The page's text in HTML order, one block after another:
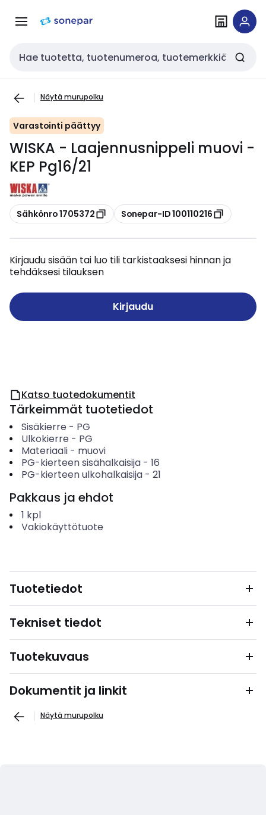
navigointiinsisältöön
Haku
Näytä murupolku
Varastointi päättyy
WISKA - Laajennusnippeli muovi -
KEP Pg16/21
Kopioi
Sähkönro 1705372 Kopioi
Sonepar-ID 100110216
Kirjaudu sisään tai luo tili tarkistaaksesi hinnan ja
tehdäksesi tilauksen
Kirjaudu
Katso tuotedokumentit
Tärkeimmät tuotetiedot
Sisäkierre - PG
Ulkokierre - PG
Materiaali- muovi
PG-kierteen sisähalkaisija- 16
PG-kierteen ulkohalkaisija- 21
Pakkaus ja ehdot
1 kpl
Vakiokäyttötuote
Tuotetiedot
Tekniset tiedot
Tuotekuvaus
Dokumentit ja linkit
Näytä murupolku